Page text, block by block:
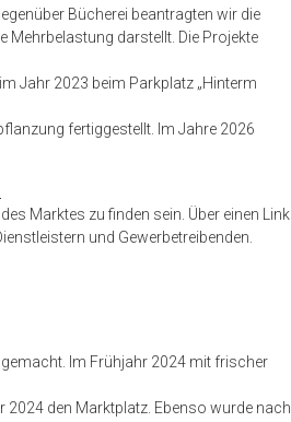
Bücherei beantragten wir die
darstellt. Die Projekte
Jahr 2023 beim Parkplatz „Hinterm
fertiggestellt. Im Jahre 2026
Marktes zu finden sein. Über einen Link
und Gewerbetreibenden.
Im Frühjahr 2024 mit frischer
2024 den Marktplatz. Ebenso wurde nach